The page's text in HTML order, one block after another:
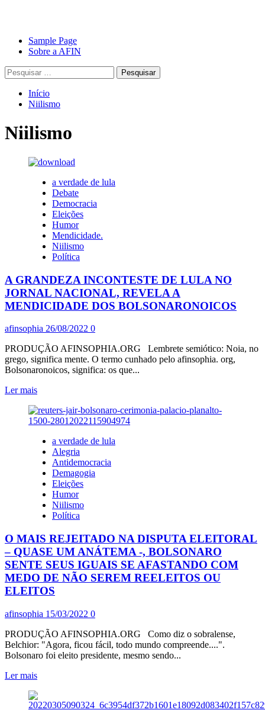
Avançar
para
conteúdo
Primary
Menu
Sample Page
Sobre a AFIN
Pesquisar
por:
Início
Niilismo
Niilismo
a verdade de lula
Debate
Democracia
Eleições
Humor
Mendicidade.
Niilismo
Política
A GRANDEZA INCONTESTE DE LULA NO
JORNAL NACIONAL, REVELA A
MENDICIDADE DOS BOLSONARONOICOS
afinsophia 26/08/2022 0
PRODUÇÃO AFINSOPHIA.ORG Lembrete semiótico: Noia, no
grego, significa mente. O termo cunhado pelo afinsophia. org,
Bolsonaronoicos, significa: os que...
Ler maisLeia
sobre
A
INCONTESTE
DE
LULA
NO
JORNAL
NACIONAL,
REVELA
A
DOS
BOLSONARONOICOS
a verdade de lula
Alegria
Antidemocracia
Demagogia
Eleições
Humor
Niilismo
Política
O MAIS REJEITADO NA DISPUTA ELEITORAL
– QUASE UM ANÁTEMA -, BOLSONARO
SENTE SEUS IGUAIS SE AFASTANDO COM
MEDO DE NÃO SEREM REELEITOS OU
ELEITOS
afinsophia 15/03/2022 0
PRODUÇÃO AFINSOPHIA.ORG Como diz o sobralense,
Belchior: "Agora, ficou fácil, todo mundo compreende....".
Bolsonaro foi eleito presidente, mesmo sendo...
Ler maisLeia
sobre
O